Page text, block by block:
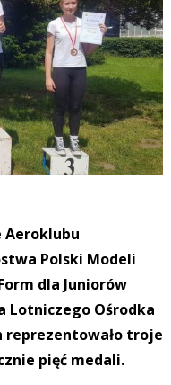
Aeroklubu
Polski Modeli
dla Juniorów
Lotniczego Ośrodka
reprezentowało troje
pięć medali.